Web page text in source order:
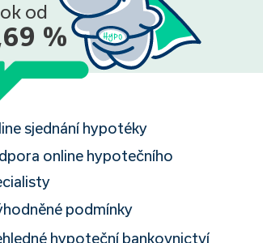
od
%
sjednání hypotéky
online hypotečního
podmínky
hypoteční bankovnictví